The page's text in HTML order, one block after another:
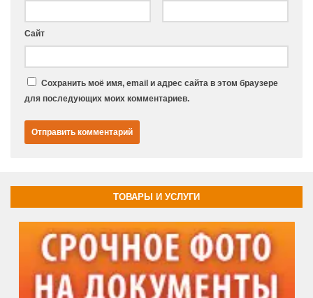
Сайт
Сохранить моё имя, email и адрес сайта в этом браузере
для последующих моих комментариев.
ТОВАРЫ И УСЛУГИ